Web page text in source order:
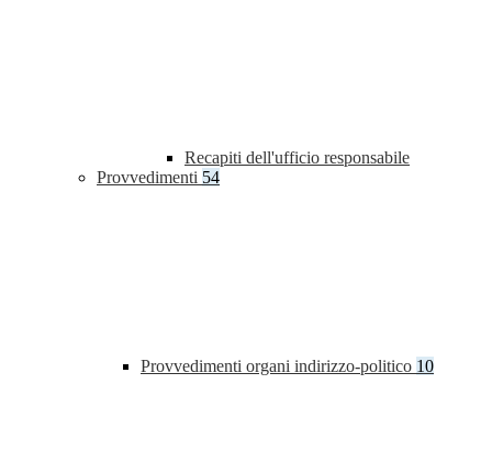
Recapiti dell'ufficio responsabile
Provvedimenti 54
Provvedimenti organi indirizzo-politico 10